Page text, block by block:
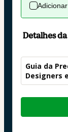
Detalhes
Guia da
Designers
Total